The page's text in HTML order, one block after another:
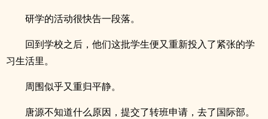
研学的活动很快告一段落。
回到学校之后，他们这批学生便又重新投入了紧张的学
习生活里。
周围似乎又重归平静。
唐源不知道什么原因，提交了转班申请，去了国际部。